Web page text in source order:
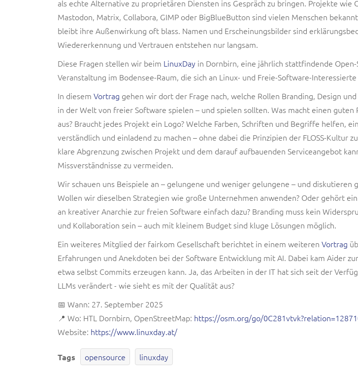
als echte Alternative zu proprietären Diensten ins Gespräch zu bringen. Projekte wie
Mastodon, Matrix, Collabora, GIMP oder BigBlueButton sind vielen Menschen
bleibt ihre Außenwirkung oft blass. Namen und Erscheinungsbilder sind
Wiedererkennung und Vertrauen entstehen nur langsam.
Diese Fragen stellen wir beim LinuxDay in Dornbirn, eine jährlich stattfindende Open-
Veranstaltung im Bodensee-Raum, die sich an Linux- und Freie-Software-
In diesem Vortrag gehen wir dort der Frage nach, welche Rollen Branding, Design
in der Welt von freier Software spielen – und spielen sollten. Was macht einen guten
aus? Braucht jedes Projekt ein Logo? Welche Farben, Schriften und Begriffe helfen,
verständlich und einladend zu machen – ohne dabei die Prinzipien der FLOSS-Kultur
klare Abgrenzung zwischen Projekt und dem darauf aufbauenden Serviceangebot
Missverständnisse zu vermeiden.
Wir schauen uns Beispiele an – gelungene und weniger gelungene – und diskutieren
Wollen wir dieselben Strategien wie große Unternehmen anwenden? Oder gehört
an kreativer Anarchie zur freien Software einfach dazu? Branding muss kein
und Kollaboration sein – auch mit kleinem Budget sind kluge Lösungen möglich.
Ein weiteres Mitglied der fairkom Gesellschaft berichtet in einem weiteren Vortrag
Erfahrungen und Anekdoten bei der Software Entwicklung mit AI. Dabei kam Aider
etwa selbst Commits erzeugen kann. Ja, das Arbeiten in der IT hat sich seit der
LLMs verändert - wie sieht es mit der Qualität aus?
📅 Wann: 27. September 2025
📍 Wo: HTL Dornbirn, OpenStreetMap: https://osm.org/go/
Website: https://www.linuxday.at/
Tags opensource linuxday